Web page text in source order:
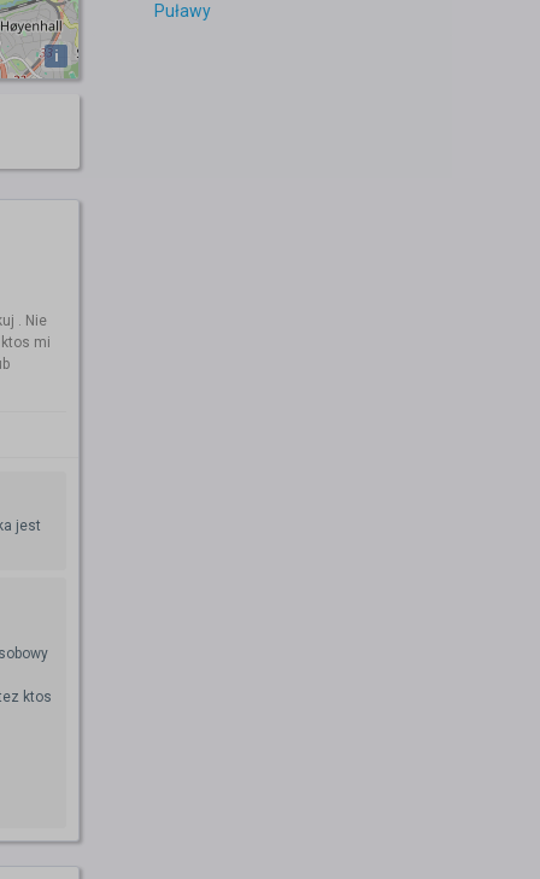
i
. Nie
mi
jest
ktos
Puławy